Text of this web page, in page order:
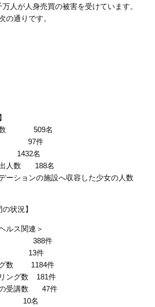
人が人身売買の被害を受けています。
の通りです。
人数 509名
97件
名
出人数 188名
ーションの施設へ収容した少女の人数
状況】
ルス関連＞
388件
療 13件
グ数 1184件
ング数 181件
の受講数 47件
名